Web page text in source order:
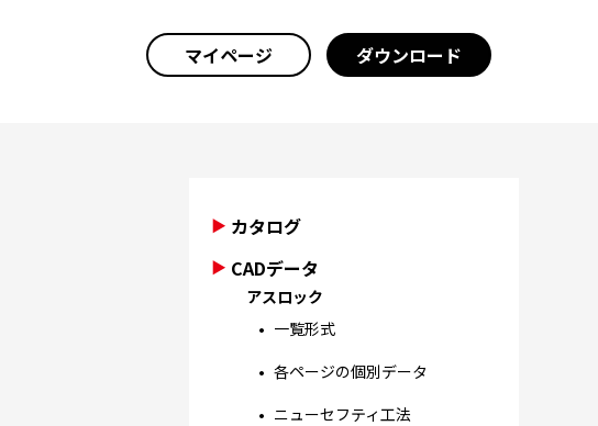
マイページ ダウンロード
カタログ
CADデータ
アスロック
一覧形式
各ページの個別データ
ニューセフティ工法